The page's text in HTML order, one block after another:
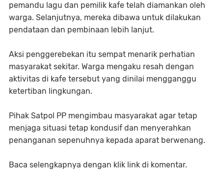
pemandu lagu dan pemilik kafe telah diamankan oleh
warga. Selanjutnya, mereka dibawa untuk dilakukan
pendataan dan pembinaan lebih lanjut.
Aksi penggerebekan itu sempat menarik perhatian
masyarakat sekitar. Warga mengaku resah dengan
aktivitas di kafe tersebut yang dinilai mengganggu
ketertiban lingkungan.
Pihak Satpol PP mengimbau masyarakat agar tetap
menjaga situasi tetap kondusif dan menyerahkan
penanganan sepenuhnya kepada aparat berwenang.
Baca selengkapnya dengan klik link di komentar.